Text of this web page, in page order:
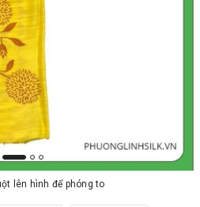
lên hình để phóng to